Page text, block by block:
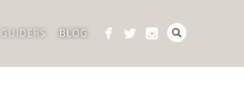
GUIDERS BLOG